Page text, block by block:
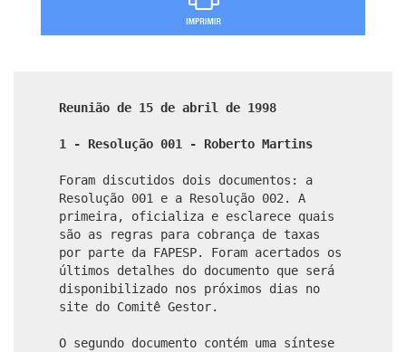
Reunião de 15 de abril de 1998
1 - Resolução 001 - Roberto Martins
Foram discutidos dois documentos: a
Resolução 001 e a Resolução 002. A
primeira, oficializa e esclarece quais
são as regras para cobrança de taxas
por parte da FAPESP. Foram acertados os
últimos detalhes do documento que será
disponibilizado nos próximos dias no
site do Comitê Gestor.
O segundo documento contém uma síntese